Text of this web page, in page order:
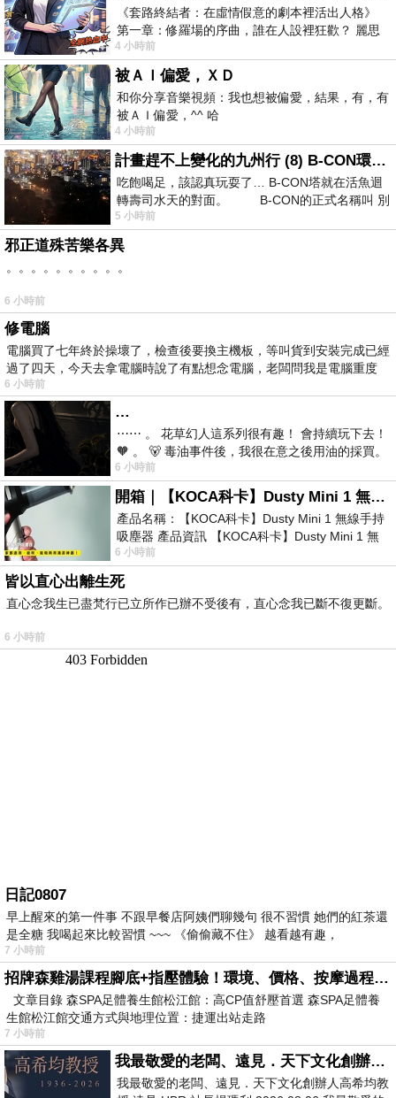
《套路終結者：在虛情假意的劇本裡活出人格》
第一章：修羅場的序曲，誰在人設裡狂歡？ 麗思
卡爾頓酒店的總統套房內，燈光昏
4 小時前
被ＡＩ偏愛，ＸＤ
和你分享音樂視頻：我也想被偏愛，結果，有，有
被ＡＩ偏愛，^^ 哈
4 小時前
計畫趕不上變化的九州行 (8) B-CON環球塔
吃飽喝足，該認真玩耍了… B-CON塔就在活魚迴
轉壽司水天的對面。 B-CON的正式名稱叫 別
5 小時前
邪正道殊苦樂各異
。。。。。。。。。。
6 小時前
修電腦
電腦買了七年終於操壞了，檢查後要換主機板，等叫貨到安裝完成已經
過了四天，今天去拿電腦時說了有點想念電腦，老闆問我是電腦重度
6 小時前
…
⋯⋯ 。 花草幻人這系列很有趣！ 會持續玩下去！
🧡 。 🐻 毒油事件後，我很在意之後用油的採買。
前天購買了我之前就很愛
6 小時前
開箱｜【KOCA科卡】Dusty Mini 1 無線手持吸塵器
產品名稱：【KOCA科卡】Dusty Mini 1 無線手持
吸塵器 產品資訊 【KOCA科卡】Dusty Mini 1 無
線手持吸塵器評語： 能吸、能吹兼具兩
6 小時前
皆以直心出離生死
直心念我生已盡梵行已立所作已辦不受後有，直心念我已斷不復更斷。
6 小時前
日記0807
早上醒來的第一件事 不跟早餐店阿姨們聊幾句 很不習慣 她們的紅茶還
是全糖 我喝起來比較習慣 ~~~ 《偷偷藏不住》 越看越有趣，
7 小時前
招牌森雞湯課程腳底+指壓體驗！環境、價格、按摩過程全紀錄，森SPA足體養生館松江館最新價格表
文章目錄 森SPA足體養生館松江館：高CP值舒壓首選 森SPA足體養
生館松江館交通方式與地理位置：捷運出站走路
7 小時前
我最敬愛的老闆、遠見．天下文化創辦人高希均教授
我最敬愛的老闆、遠見．天下文化創辦人高希均教